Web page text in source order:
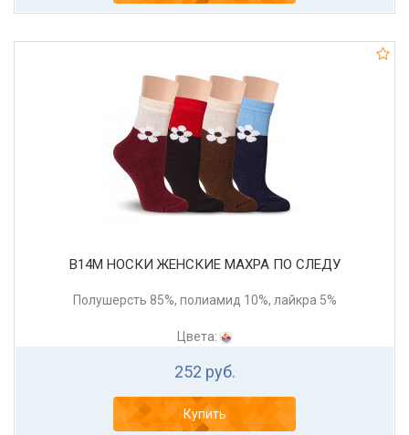
В14М НОСКИ ЖЕНСКИЕ МАХРА ПО СЛЕДУ
Полушерсть 85%, полиамид 10%, лайкра 5%
Цвета:
252 руб.
Купить